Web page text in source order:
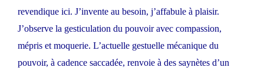
revendique ici. J’invente au besoin, j’affabule à plaisir.
J’observe la gesticulation du pouvoir avec compassion,
mépris et moquerie. L’actuelle gestuelle mécanique du
pouvoir, à cadence saccadée, renvoie à des saynètes d’un